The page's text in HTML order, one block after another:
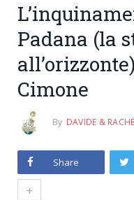
Padana (la
Cimone
By DAVIDE &
Share
+